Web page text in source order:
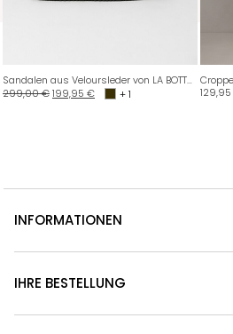
Sandalen aus Veloursleder von LA BOTTEGA DI LISA
299,00€199,95 € + 1
129,95
INFORMATIONEN
IHRE BESTELLUNG